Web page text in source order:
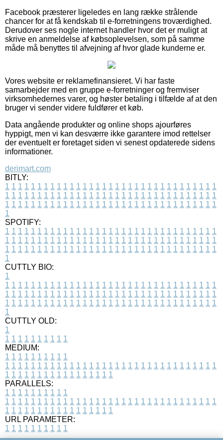
Facebook præsterer ligeledes en lang række strålende
chancer for at få kendskab til e-forretningens troværdighed.
Derudover ses nogle internet handler hvor det er muligt at
skrive en anmeldelse af købsoplevelsen, som på samme
måde må benyttes til afvejning af hvor glade kunderne er.
Vores website er reklamefinansieret. Vi har faste
samarbejder med en gruppe e-forretninger og fremviser
virksomhedernes varer, og høster betaling i tilfælde af at den
bruger vi sender videre fuldfører et køb.
Data angående produkter og online shops ajourføres
hyppigt, men vi kan desværre ikke garantere imod rettelser
der eventuelt er foretaget siden vi senest opdaterede sidens
informationer.
derimart.com
BITLY:
1 1 1 1 1 1 1 1 1 1 1 1 1 1 1 1 1 1 1 1 1 1 1 1 1 1 1 1 1 1 1 1 1
1 1 1 1 1 1 1 1 1 1 1 1 1 1 1 1 1 1 1 1 1 1 1 1 1 1 1 1 1 1 1 1 1
1 1 1 1 1 1 1 1 1 1 1 1 1 1 1 1 1 1 1 1 1 1 1 1 1 1 1 1 1 1 1 1 1
1
SPOTIFY:
1 1 1 1 1 1 1 1 1 1 1 1 1 1 1 1 1 1 1 1 1 1 1 1 1 1 1 1 1 1 1 1 1
1 1 1 1 1 1 1 1 1 1 1 1 1 1 1 1 1 1 1 1 1 1 1 1 1 1 1 1 1 1 1 1 1
1 1 1 1 1 1 1 1 1 1 1 1 1 1 1 1 1 1 1 1 1 1 1 1 1 1 1 1 1 1 1 1 1
1
CUTTLY BIO:
1
1 1 1 1 1 1 1 1 1 1 1 1 1 1 1 1 1 1 1 1 1 1 1 1 1 1 1 1 1 1 1 1 1
1 1 1 1 1 1 1 1 1 1 1 1 1 1 1 1 1 1 1 1 1 1 1 1 1 1 1 1 1 1 1 1 1
1 1 1 1 1 1 1 1 1 1 1 1 1 1 1 1 1 1 1 1 1 1 1 1 1 1 1 1 1 1 1 1 1
1
CUTTLY OLD:
1
1 1 1 1 1 1 1 1 1 1
MEDIUM:
1 1 1 1 1 1 1 1 1 1
1 1 1 1 1 1 1 1 1 1 1 1 1 1 1 1 1 1 1 1 1 1 1 1 1 1 1 1 1 1 1 1 1
1 1 1 1 1 1 1 1 1 1 1 1 1 1 1 1 1
PARALLELS:
1 1 1 1 1 1 1 1 1 1
1 1 1 1 1 1 1 1 1 1 1 1 1 1 1 1 1 1 1 1 1 1 1 1 1 1 1 1 1 1 1 1 1
1 1 1 1 1 1 1 1 1 1 1 1 1 1 1 1 1
URL PARAMETER:
1 1 1 1 1 1 1 1 1 1